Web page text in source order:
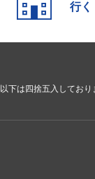
行く
は四捨五入しており